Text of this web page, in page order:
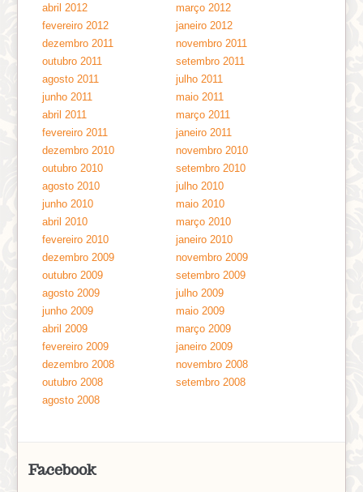
abril 2012
março 2012
fevereiro 2012
janeiro 2012
dezembro 2011
novembro 2011
outubro 2011
setembro 2011
agosto 2011
julho 2011
junho 2011
maio 2011
abril 2011
março 2011
fevereiro 2011
janeiro 2011
dezembro 2010
novembro 2010
outubro 2010
setembro 2010
agosto 2010
julho 2010
junho 2010
maio 2010
abril 2010
março 2010
fevereiro 2010
janeiro 2010
dezembro 2009
novembro 2009
outubro 2009
setembro 2009
agosto 2009
julho 2009
junho 2009
maio 2009
abril 2009
março 2009
fevereiro 2009
janeiro 2009
dezembro 2008
novembro 2008
outubro 2008
setembro 2008
agosto 2008
Facebook